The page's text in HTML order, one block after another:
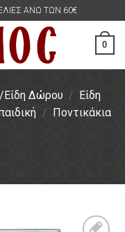
ΑΝΩ ΤΩΝ 60€
0
Είδη Δώρου / Είδη
/ Ποντικάκια